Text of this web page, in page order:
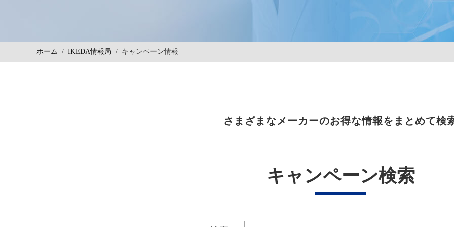
ホーム / IKEDA情報局 / キャンペーン情報
さまざまなメーカーのお得な情報をまとめて検
キャンペーン検索